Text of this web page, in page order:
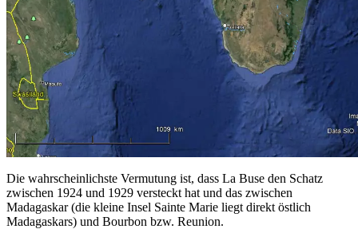
Die wahrscheinlichste Vermutung ist, dass La Buse den Schatz
zwischen 1924 und 1929 versteckt hat und das zwischen
Madagaskar (die kleine Insel Sainte Marie liegt direkt östlich
Madagaskars) und Bourbon bzw. Reunion.